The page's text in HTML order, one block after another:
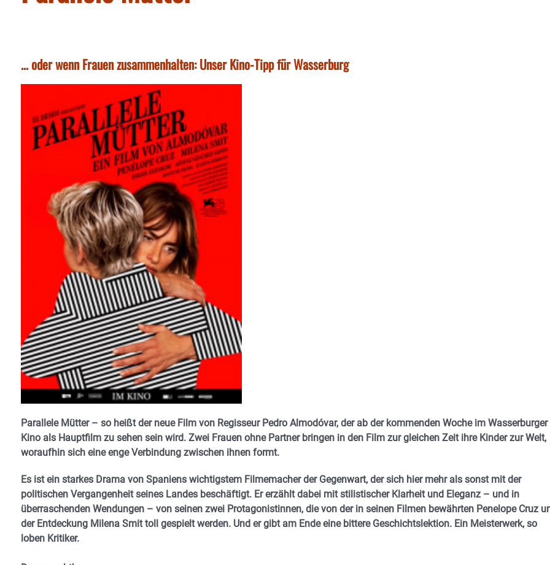
... oder wenn Frauen zusammenhalten: Unser Kino-Tipp für Wasserburg
Parallele Mütter – so heißt der neue Film von Regisseur Pedro Almodóvar, der ab der kommenden Woche im Wasserburger
Kino als Hauptfilm zu sehen sein wird. Zwei Frauen ohne Partner bringen in den Film zur gleichen Zeit ihre Kinder zur Welt,
woraufhin sich eine enge Verbindung zwischen ihnen formt.
Es ist ein starkes Drama von Spaniens wichtigstem Filmemacher der Gegenwart, der sich hier mehr als sonst mit der
politischen Vergangenheit seines Landes beschäftigt. Er erzählt dabei mit stilistischer Klarheit und Eleganz – und in
überraschenden Wendungen – von seinen zwei Protagonistinnen, die von der in seinen Filmen bewährten Penelope Cruz
der Entdeckung Milena Smit toll gespielt werden. Und er gibt am Ende eine bittere Geschichtslektion. Ein Meisterwerk, so
loben Kritiker.